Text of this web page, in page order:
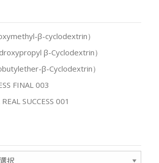
β-cyclodextrin）
β-Cyclodextrin）
β-Cyclodextrin）
FINAL 003
SUCCESS 001